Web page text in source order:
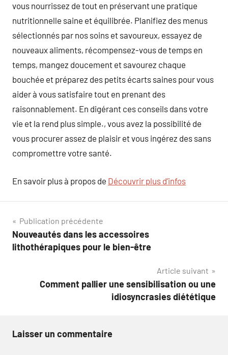
vous nourrissez de tout en préservant une pratique
nutritionnelle saine et équilibrée. Planifiez des menus
sélectionnés par nos soins et savoureux, essayez de
nouveaux aliments, récompensez-vous de temps en
temps, mangez doucement et savourez chaque
bouchée et préparez des petits écarts saines pour vous
aider à vous satisfaire tout en prenant des
raisonnablement. En digérant ces conseils dans votre
vie et la rend plus simple., vous avez la possibilité de
vous procurer assez de plaisir et vous ingérez des sans
compromettre votre santé.
En savoir plus à propos de Découvrir plus d’infos
Navigation
de
Publication précédente
Nouveautés dans les accessoires
lithothérapiques pour le bien-être
Article suivant
Comment pallier une sensibilisation ou une
idiosyncrasies diététique
Laisser un commentaire